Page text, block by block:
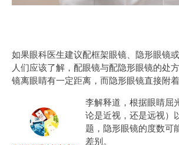
如果眼科医生建议配框架眼镜、隐形眼镜
人们应该了解，配眼镜与配隐形眼镜的处
镜离眼睛有一定距离，而隐形眼镜直接附着
李解释道，根据眼睛屈
论是近视，还是远视）
题，隐形眼镜的度数可
差别。